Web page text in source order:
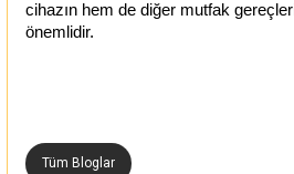
cihazın hem de diğer mutfak
önemlidir.
Tüm Bloglar